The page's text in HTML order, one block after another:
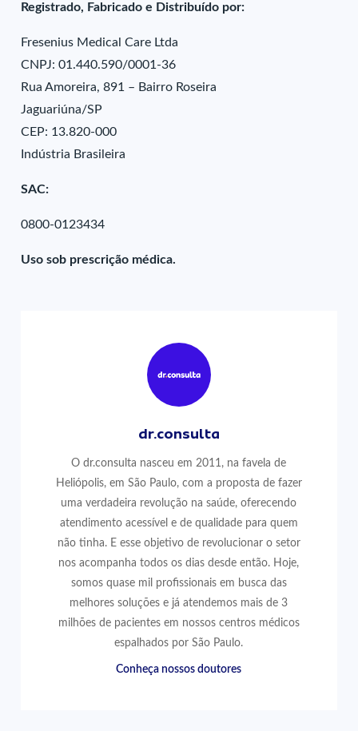
Registrado, Fabricado e Distribuído por:
Fresenius Medical Care Ltda
CNPJ: 01.440.590/0001-36
Rua Amoreira, 891 – Bairro Roseira
Jaguariúna/SP
CEP: 13.820-000
Indústria Brasileira
SAC:
0800-0123434
Uso sob prescrição médica.
dr.consulta
O dr.consulta nasceu em 2011, na favela de
Heliópolis, em São Paulo, com a proposta de fazer
uma verdadeira revolução na saúde, oferecendo
atendimento acessível e de qualidade para quem
não tinha. E esse objetivo de revolucionar o setor
nos acompanha todos os dias desde então. Hoje,
somos quase mil profissionais em busca das
melhores soluções e já atendemos mais de 3
milhões de pacientes em nossos centros médicos
espalhados por São Paulo.
Conheça nossos doutores